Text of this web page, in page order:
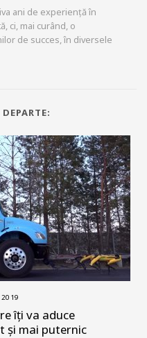
ani de experiență în
ci, mai curând, o
de succes, în diversele
îți va aduce
și mai puternic